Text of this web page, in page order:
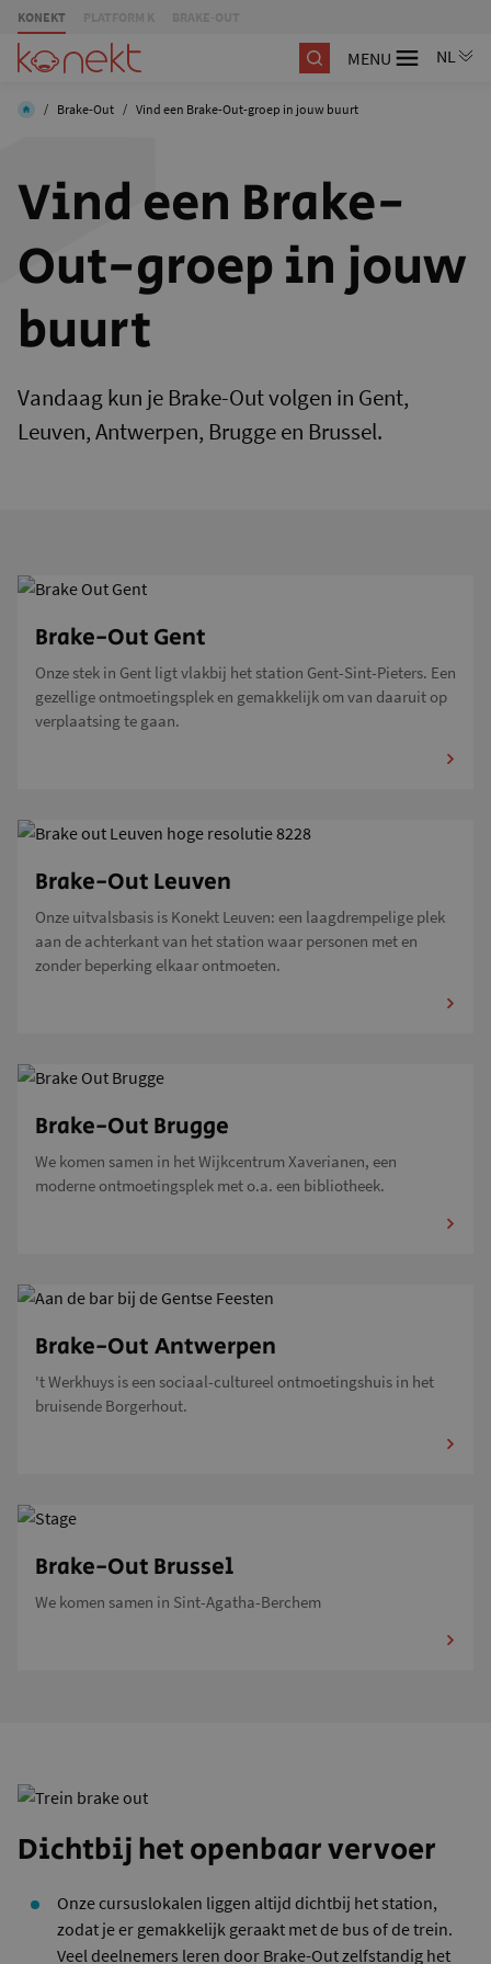
KONEKT
MENU
/ Brake-Out / Vind een Brake-Out-groep in jouw buurt
Vind een Brake-
Out-groep in jouw
buurt
Vandaag kun je Brake-Out volgen in Gent,
Leuven, Antwerpen, Brugge en Brussel.
Brake-Out Gent
Onze stek in Gent ligt vlakbij het station Gent-Sint-Pieters. Een
gezellige ontmoetingsplek en gemakkelijk om van daaruit op
verplaatsing te gaan.
Brake-Out Leuven
Onze uitvalsbasis is Konekt Leuven: een laagdrempelige plek
aan de achterkant van het station waar personen met en
zonder beperking elkaar ontmoeten.
Brake-Out Brugge
We komen samen in het Wijkcentrum Xaverianen, een
moderne ontmoetingsplek met o.a. een bibliotheek.
Brake-Out Antwerpen
't Werkhuys is een sociaal-cultureel ontmoetingshuis in het
bruisende Borgerhout.
Brake-Out Brussel
We komen samen in Sint-Agatha-Berchem
Dichtbij het openbaar vervoer
Onze cursuslokalen liggen altijd dichtbij het station,
zodat je er gemakkelijk geraakt met de bus of de trein.
Veel deelnemers leren door Brake-Out zelfstandig het